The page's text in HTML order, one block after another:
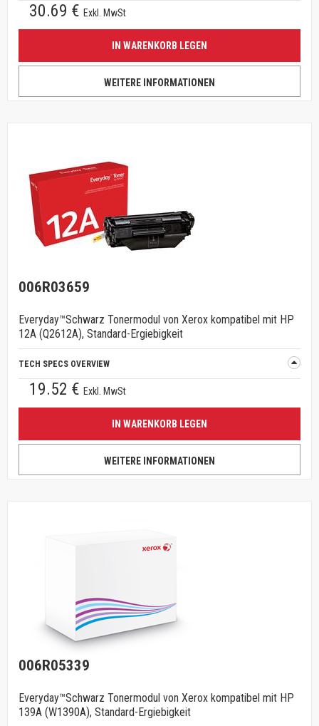
30.69 € Exkl. MwSt
IN WARENKORB LEGEN
WEITERE INFORMATIONEN
006R03659
Everyday™Schwarz Tonermodul von Xerox kompatibel mit HP
12A (Q2612A), Standard-Ergiebigkeit
TECH SPECS OVERVIEW
19.52 € Exkl. MwSt
IN WARENKORB LEGEN
WEITERE INFORMATIONEN
006R05339
Everyday™Schwarz Tonermodul von Xerox kompatibel mit HP
139A (W1390A), Standard-Ergiebigkeit